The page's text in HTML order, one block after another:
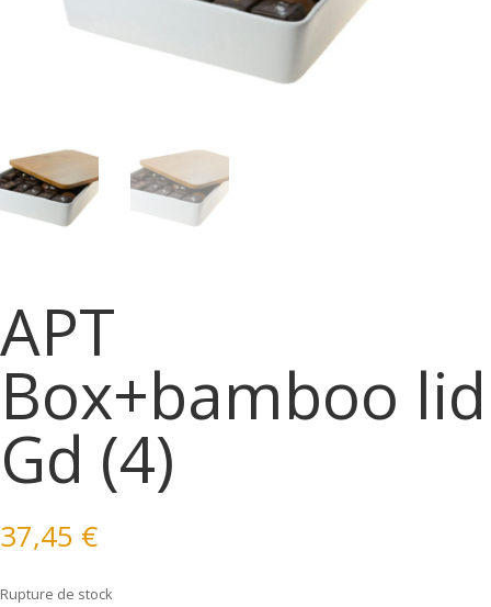
APT
Box+bamboo lid
Gd (4)
37,45 €
Rupture de stock